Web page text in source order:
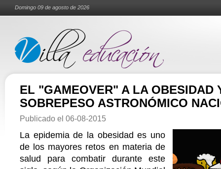
Domingo 09 de agosto de 2026
EL "GAMEOVER" A LA OBESIDAD
SOBREPESO ASTRONÓMICO
Publicado el 06-08-2015
La epidemia de la obesidad es uno
de los mayores retos en materia de
salud para combatir durante este